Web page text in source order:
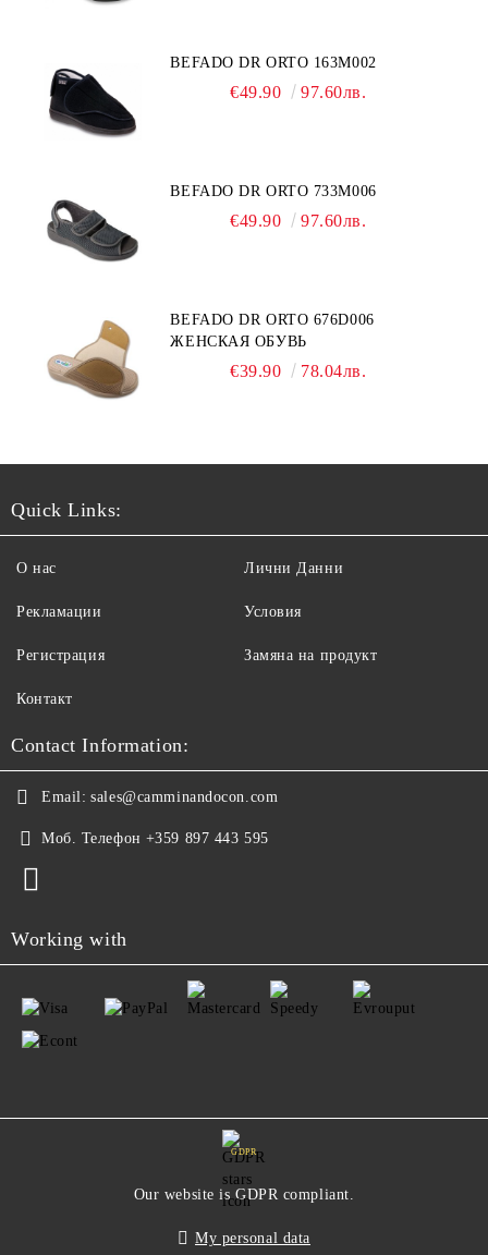
BEFADO DR ORTO 163M002
€49.90 97.60лв.
BEFADO DR ORTO 733M006
€49.90 97.60лв.
BEFADO DR ORTO 676D006
ЖЕНСКАЯ ОБУВЬ
€39.90 78.04лв.
Quick Links:
О нас
Рекламации
Регистрация
Контакт
Лични Данни
Условия
Замяна на продукт
Contact Information:
Email: sales@camminandocon.com
Моб. Телефон +359 897 443 595
Working with
GDPR
Our website is GDPR compliant.
My personal data